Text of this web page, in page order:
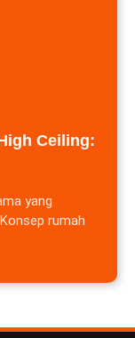
Ceiling:
yang
rumah